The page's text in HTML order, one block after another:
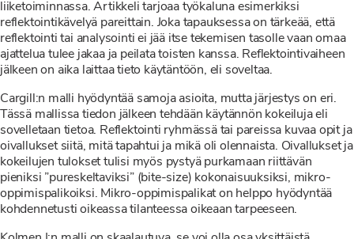
liiketoiminnassa. Artikkeli tarjoaa työkaluna esimerkiksi
reflektointikävelyä pareittain. Joka tapauksessa on tärkeää, että
reflektointi tai analysointi ei jää itse tekemisen tasolle vaan omaa
ajattelua tulee jakaa ja peilata toisten kanssa. Reflektointivaiheen
jälkeen on aika laittaa tieto käytäntöön, eli soveltaa.
Cargill:n malli hyödyntää samoja asioita, mutta järjestys on eri.
Tässä mallissa tiedon jälkeen tehdään käytännön kokeiluja eli
sovelletaan tietoa. Reflektointi ryhmässä tai pareissa kuvaa opit ja
oivallukset siitä, mitä tapahtui ja mikä oli olennaista. Oivallukset ja
kokeilujen tulokset tulisi myös pystyä purkamaan riittävän
pieniksi ”pureskeltaviksi” (bite-size) kokonaisuuksiksi, mikro-
oppimispalikoiksi. Mikro-oppimispalikat on helppo hyödyntää
kohdennetusti oikeassa tilanteessa oikeaan tarpeeseen.